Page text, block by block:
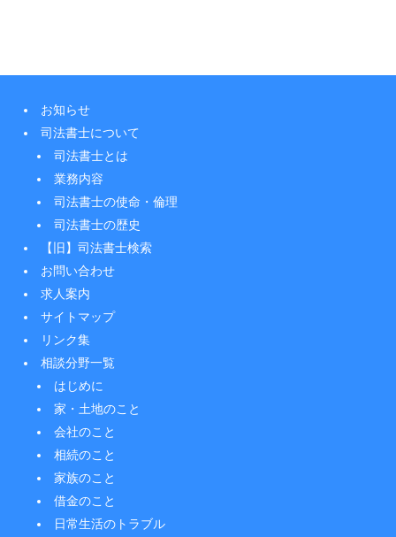
お知らせ
司法書士について
司法書士とは
業務内容
司法書士の使命・倫理
司法書士の歴史
【旧】司法書士検索
お問い合わせ
求人案内
サイトマップ
リンク集
相談分野一覧
はじめに
家・土地のこと
会社のこと
相続のこと
家族のこと
借金のこと
日常生活のトラブル